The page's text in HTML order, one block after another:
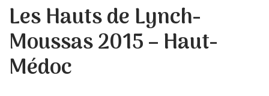
Les Hauts de Lynch-
Moussas 2015 – Haut-
Médoc